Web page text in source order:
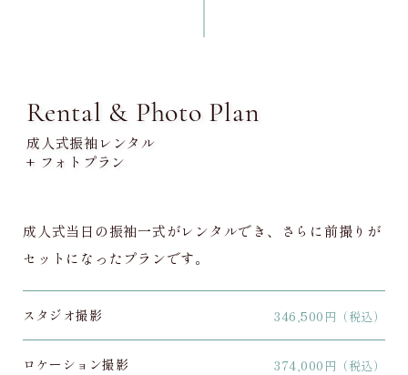
Rental & Photo Plan
成人式振袖レンタル
+ フォトプラン
成人式当日の振袖一式がレンタルでき、さらに前撮りが
セットになったプランです。
スタジオ撮影 346,500 円（税込）
ロケーション撮影 374,000 円（税込）